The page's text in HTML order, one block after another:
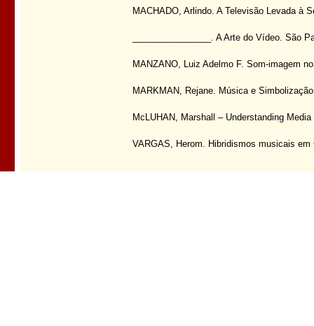
MACHADO, Arlindo. A Televisão Levada à
________________. A Arte do Vídeo. São
MANZANO, Luiz Adelmo F. Som-imagem
MARKMAN, Rejane. Música e
McLUHAN, Marshall – Understanding
VARGAS, Herom. Hibridismos musicais